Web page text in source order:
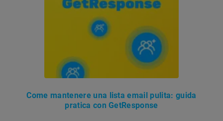
Come mantenere una lista email pulita: guida
pratica con GetResponse